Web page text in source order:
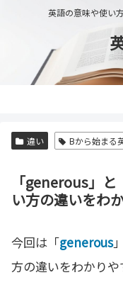
英語の意味や使い
違い Bから始まる
「generous」
い方の違いをわ
今回は「generous
方の違いをわかりや